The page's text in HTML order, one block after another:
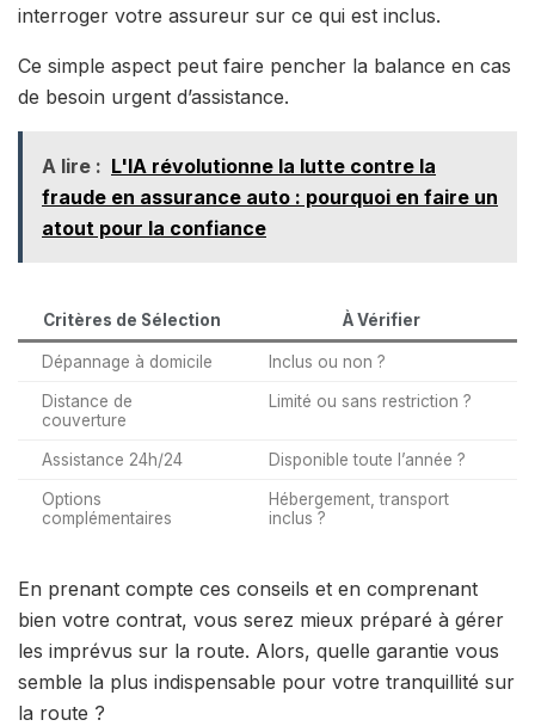
interroger votre assureur sur ce qui est inclus.
Ce simple aspect peut faire pencher la balance en cas
de besoin urgent d’assistance.
A lire : L'IA révolutionne la lutte contre la
fraude en assurance auto : pourquoi en faire un
atout pour la confiance
Critères de Sélection À Vérifier
Dépannage à domicile Inclus ou non ?
Distance de
couverture
Limité ou sans restriction ?
Assistance 24h/24 Disponible toute l’année ?
Options
complémentaires
Hébergement, transport
inclus ?
En prenant compte ces conseils et en comprenant
bien votre contrat, vous serez mieux préparé à gérer
les imprévus sur la route. Alors, quelle garantie vous
semble la plus indispensable pour votre tranquillité sur
la route ?